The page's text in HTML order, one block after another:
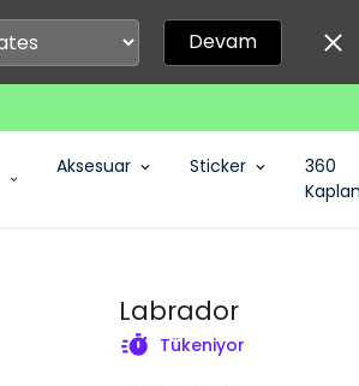
Devam
Aksesuar Sticker
360
Labrador
Tükeniyor